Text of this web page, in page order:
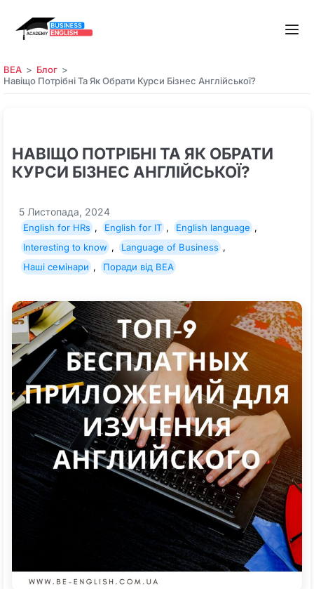
BEA
Блог
Навіщо Потрібні Та Як Обрати Курси Бізнес Англійської?
НАВІЩО ПОТРІБНІ ТА ЯК ОБРАТИ
КУРСИ БІЗНЕС АНГЛІЙСЬКОЇ?
5 Листопада, 2024
English for HRs , English for IT , English language ,
Interesting to know , Language of Business ,
Наші семінари , Поради від BEA